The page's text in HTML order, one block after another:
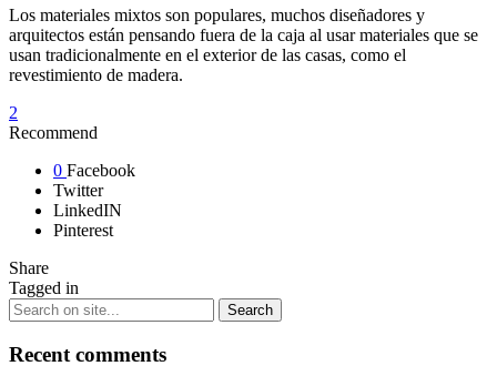
Los materiales mixtos son populares, muchos diseñadores y
arquitectos están pensando fuera de la caja al usar materiales que se
usan tradicionalmente en el exterior de las casas, como el
revestimiento de madera.
2
Recommend
0 Facebook
Twitter
LinkedIN
Pinterest
Share
Tagged in
Recent comments